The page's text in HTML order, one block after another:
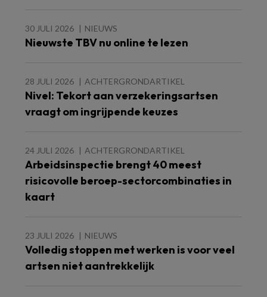
30 JULI 2026 NIEUWS
Nieuwste TBV nu online te lezen
28 JULI 2026 ACHTERGRONDARTIKEL
Nivel: Tekort aan verzekeringsartsen
vraagt om ingrijpende keuzes
24 JULI 2026 ACHTERGRONDARTIKEL
Arbeidsinspectie brengt 40 meest
risicovolle beroep-sectorcombinaties in
kaart
23 JULI 2026 NIEUWS
Volledig stoppen met werken is voor veel
artsen niet aantrekkelijk